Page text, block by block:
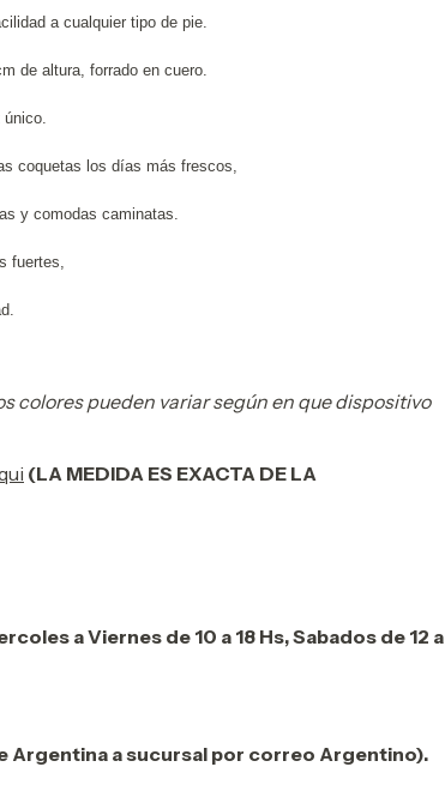
a cualquier tipo de pie.
de altura, forrado en cuero.
coquetas los días más frescos,
y comodas caminatas.
fuertes,
colores pueden variar según en que dispositivo
(LA MEDIDA ES EXACTA DE LA
a Viernes de 10 a 18 Hs, Sabados de 12 a
Argentina a sucursal por correo Argentino).